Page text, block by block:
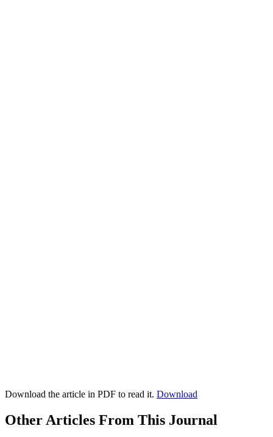
Download the article in PDF to read it. Download
Other Articles From This Journal